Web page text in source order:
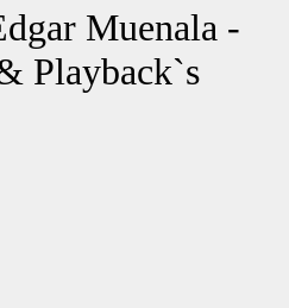
Muenala -
Playback`s